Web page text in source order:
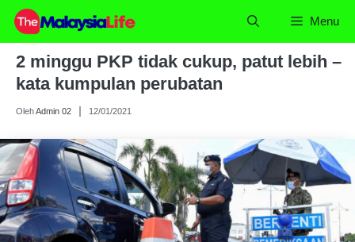
Skip
content
Menu
2 minggu PKP tidak cukup, patut lebih –
kata kumpulan perubatan
OlehAdmin 02 12/01/2021